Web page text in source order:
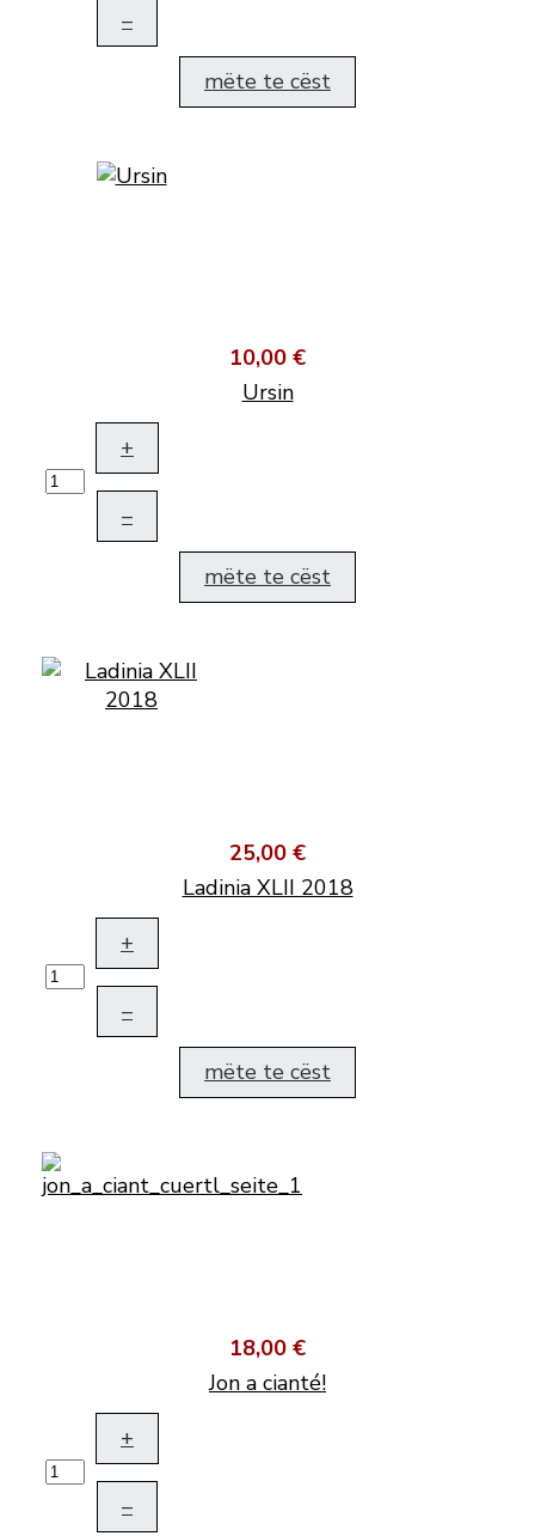
–
mëte te cëst
10,00 €
Ursin
+
–
mëte te cëst
25,00 €
Ladinia XLII 2018
+
–
mëte te cëst
18,00 €
Jon a cianté!
+
–